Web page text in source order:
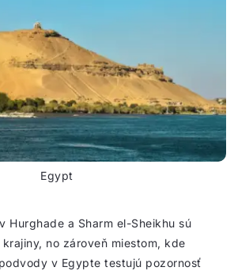
Egypt
Hurghade a Sharm el-Sheikhu sú
no zároveň miestom, kde
v Egypte testujú pozornosť